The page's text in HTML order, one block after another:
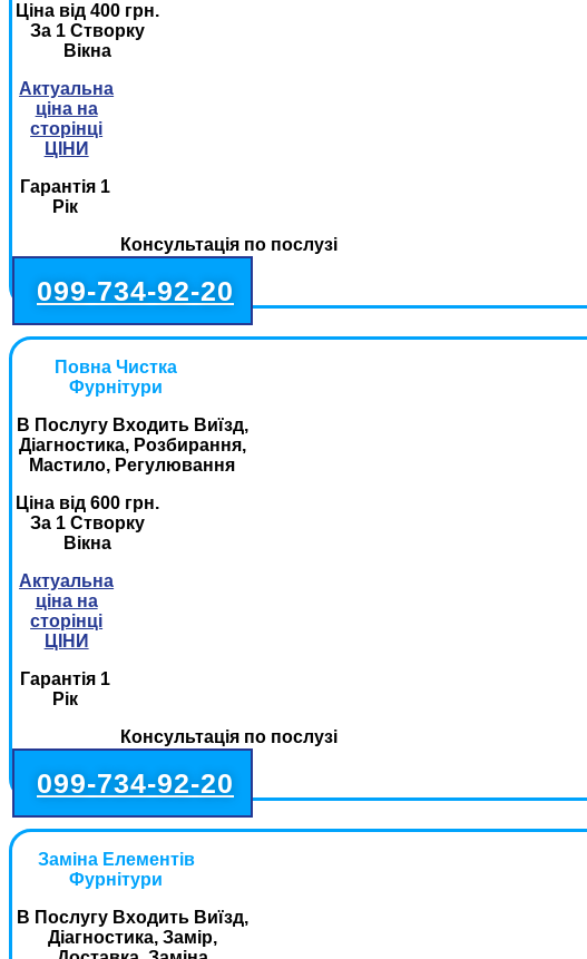
Ціна від 400 грн.
За 1 Створку
Вікна
Актуальна
ціна на
сторінці
ЦІНИ
Гарантія 1
Рік
Консультація по послузі
099-734-92-20
Повна Чистка
Фурнітури
В Послугу Входить Виїзд,
Діагностика, Розбирання,
Мастило, Регулювання
Ціна від 600 грн.
За 1 Створку
Вікна
Актуальна
ціна на
сторінці
ЦІНИ
Гарантія 1
Рік
Консультація по послузі
099-734-92-20
Заміна Елементів
Фурнітури
В Послугу Входить Виїзд,
Діагностика, Замір,